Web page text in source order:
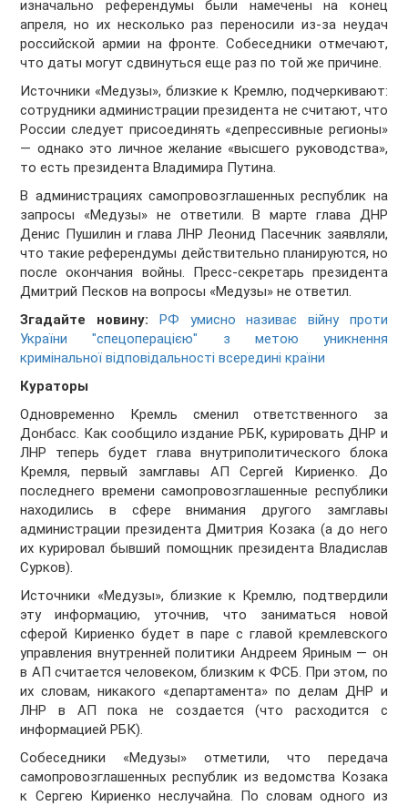
изначально референдумы были намечены на конец
апреля, но их несколько раз переносили из-за неудач
российской армии на фронте. Собеседники отмечают,
что даты могут сдвинуться еще раз по той же причине.
Источники «Медузы», близкие к Кремлю, подчеркивают:
сотрудники администрации президента не считают, что
России следует присоединять «депрессивные регионы»
— однако это личное желание «высшего руководства»,
то есть президента Владимира Путина.
В администрациях самопровозглашенных республик на
запросы «Медузы» не ответили. В марте глава ДНР
Денис Пушилин и глава ЛНР Леонид Пасечник заявляли,
что такие референдумы действительно планируются, но
после окончания войны. Пресс-секретарь президента
Дмитрий Песков на вопросы «Медузы» не ответил.
Згадайте новину:
РФ умисно називає війну проти
України "спецоперацією" з метою уникнення
кримінальної відповідальності всередині країни
Кураторы
Одновременно Кремль сменил ответственного за
Донбасс. Как сообщило издание РБК, курировать ДНР и
ЛНР теперь будет глава внутриполитического блока
Кремля, первый замглавы АП Сергей Кириенко. До
последнего времени самопровозглашенные республики
находились в сфере внимания другого замглавы
администрации президента Дмитрия Козака (а до него
их курировал бывший помощник президента Владислав
Сурков).
Источники «Медузы», близкие к Кремлю, подтвердили
эту информацию, уточнив, что заниматься новой
сферой Кириенко будет в паре с главой кремлевского
управления внутренней политики Андреем Яриным — он
в АП считается человеком, близким к ФСБ. При этом, по
их словам, никакого «департамента» по делам ДНР и
ЛНР в АП пока не создается (что расходится с
информацией РБК).
Собеседники «Медузы» отметили, что передача
самопровозглашенных республик из ведомства Козака
к Сергею Кириенко неслучайна. По словам одного из